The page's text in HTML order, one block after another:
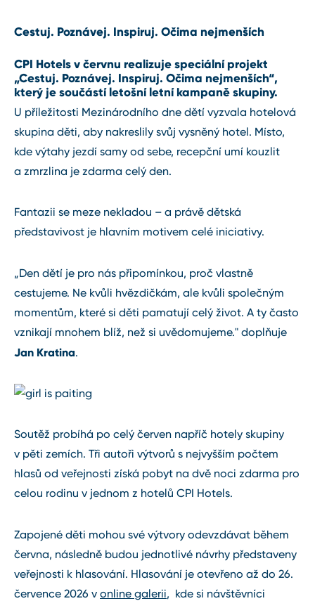
Cestuj. Poznávej. Inspiruj. Očima nejmenších
CPI Hotels v červnu realizuje speciální projekt
„Cestuj. Poznávej. Inspiruj. Očima nejmenších“,
který je součástí letošní letní kampaně skupiny.
U příležitosti Mezinárodního dne dětí vyzvala hotelová
skupina děti, aby nakreslily svůj vysněný hotel. Místo,
kde výtahy jezdí samy od sebe, recepční umí kouzlit
a zmrzlina je zdarma celý den.
Fantazii se meze nekladou – a právě dětská
představivost je hlavním motivem celé iniciativy.
„Den dětí je pro nás připomínkou, proč vlastně
cestujeme. Ne kvůli hvězdičkám, ale kvůli společným
momentům, které si děti pamatují celý život. A ty často
vznikají mnohem blíž, než si uvědomujeme." doplňuje
Jan Kratina.
Soutěž probíhá po celý červen napříč hotely skupiny
v pěti zemích. Tři autoři výtvorů s nejvyšším počtem
hlasů od veřejnosti získá pobyt na dvě noci zdarma pro
celou rodinu v jednom z hotelů CPI Hotels.
Zapojené děti mohou své výtvory odevzdávat během
června, následně budou jednotlivé návrhy představeny
veřejnosti k hlasování. Hlasování je otevřeno až do 26.
července 2026 v online galerii, kde si návštěvníci